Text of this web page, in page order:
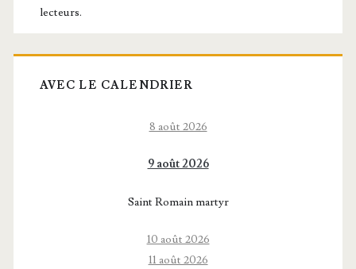
lecteurs.
AVEC LE CALENDRIER
8 août 2026
9 août 2026
Saint Romain martyr
10 août 2026
11 août 2026